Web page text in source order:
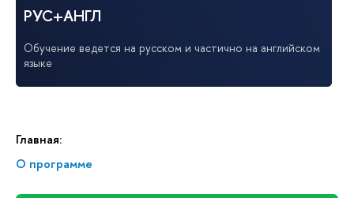
Главная:
О программе
РУС+АНГЛ
Обучение ведется на русском и частично на английском
языке